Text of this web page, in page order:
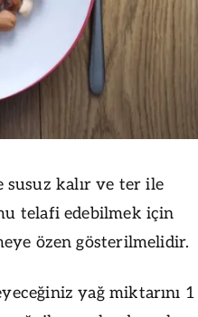
kalır ve ter ile
telafi edebilmek için
özen gösterilmelidir.
yağ miktarını 1